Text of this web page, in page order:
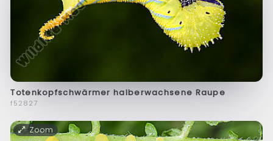
Totenkopfschwärmer halberwachsene Raupe
f52827
Zoom